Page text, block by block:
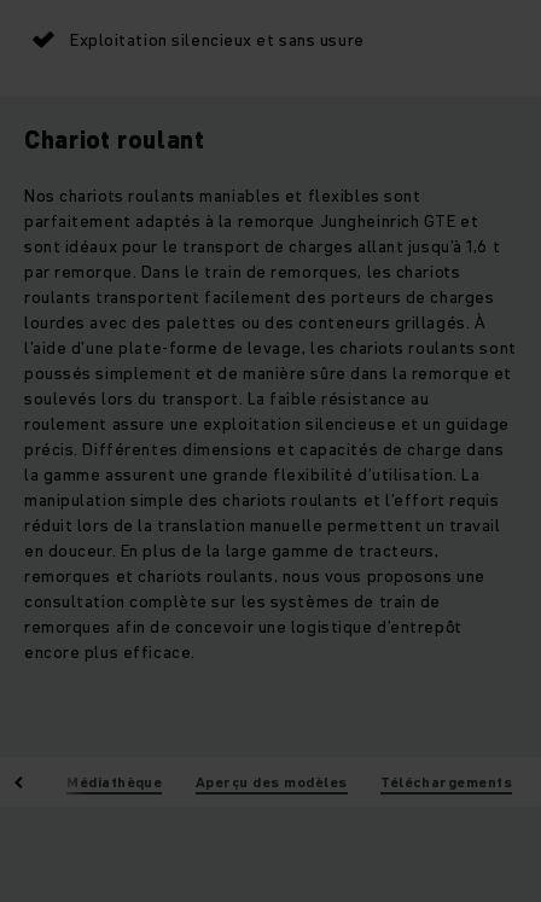
Exploitation silencieux et sans usure
Chariot roulant
Nos chariots roulants maniables et flexibles sont
parfaitement adaptés à la remorque Jungheinrich GTE et
sont idéaux pour le transport de charges allant jusqu’à 1,6 t
par remorque. Dans le train de remorques, les chariots
roulants transportent facilement des porteurs de charges
lourdes avec des palettes ou des conteneurs grillagés. À
l’aide d’une plate-forme de levage, les chariots roulants sont
poussés simplement et de manière sûre dans la remorque et
soulevés lors du transport. La faible résistance au
roulement assure une exploitation silencieuse et un guidage
précis. Différentes dimensions et capacités de charge dans
la gamme assurent une grande flexibilité d’utilisation. La
manipulation simple des chariots roulants et l’effort requis
réduit lors de la translation manuelle permettent un travail
en douceur. En plus de la large gamme de tracteurs,
remorques et chariots roulants, nous vous proposons une
consultation complète sur les systèmes de train de
remorques afin de concevoir une logistique d’entrepôt
encore plus efficace.
Médiathèque Aperçu des modèles Téléchargements